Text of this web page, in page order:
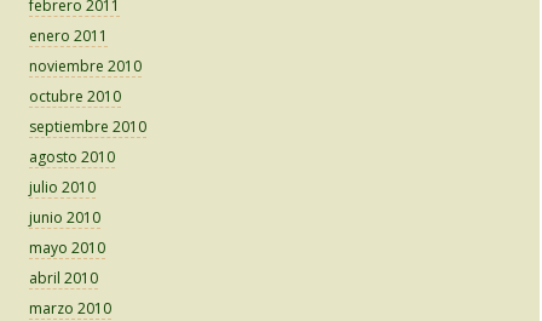
febrero 2011
enero 2011
noviembre 2010
octubre 2010
septiembre 2010
agosto 2010
julio 2010
junio 2010
mayo 2010
abril 2010
marzo 2010